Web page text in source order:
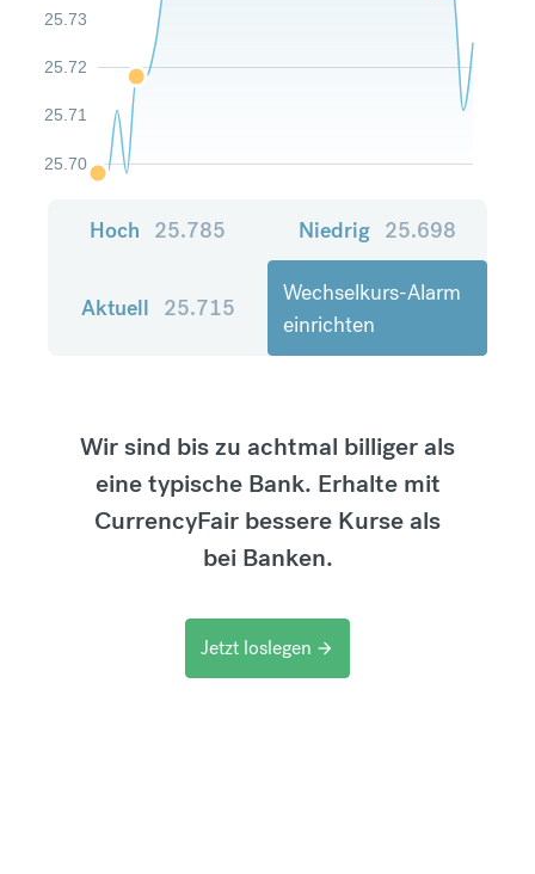
25.70
25.71
25.72
25.73
Hoch 25.785 Niedrig 25.698
Aktuell 25.715
Wechselkurs-Alarm
einrichten
Wir sind bis zu achtmal billiger als
eine typische Bank. Erhalte mit
CurrencyFair bessere Kurse als
bei Banken.
Jetzt loslegen arrow_forward